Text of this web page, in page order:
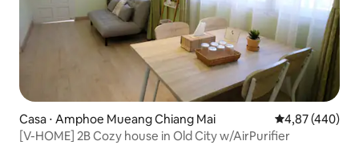
Casa ⋅ Amphoe Mueang Chiang Mai 4,87 de uma
4,87 (440)
[V-HOME] 2B Cozy house in Old City w/AirPurifier